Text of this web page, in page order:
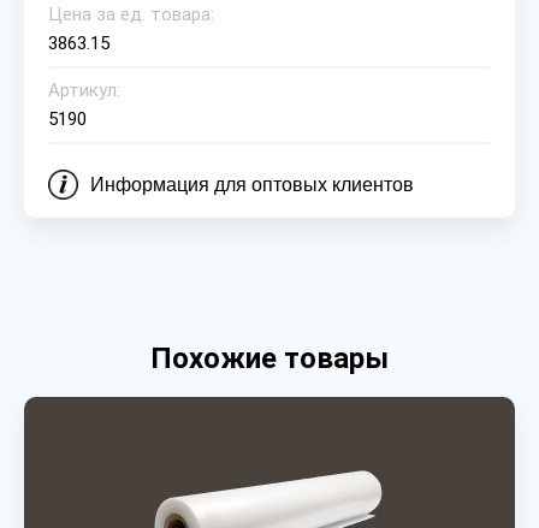
Цена за ед. товара:
3863.15
Артикул:
5190
Информация для оптовых клиентов
Похожие товары